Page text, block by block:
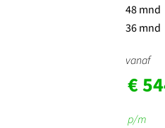
48 mnd
36 mnd
vanaf
€
p/m